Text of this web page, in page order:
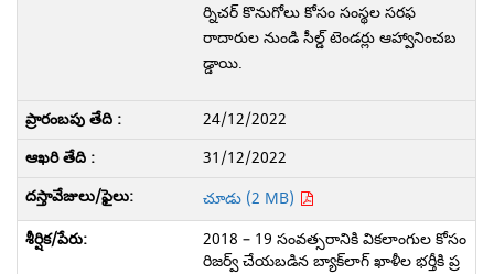
ర్నిచర్ కొనుగోలు కోసం సంస్థల సరఫ
రాదారుల నుండి సీల్డ్ టెండర్లు ఆహ్వానించబ
డ్డాయి.
24/12/2022
31/12/2022
చూడు (2 MB)
2018 – 19 సంవత్సరానికి వికలాంగుల కోసం
రిజర్వ్ చేయబడిన బ్యాక్‌లాగ్ ఖాళీల భర్తీకి ప్ర